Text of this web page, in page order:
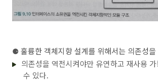
⚈훌륭한 객체지향 설계를 위해서는 의존성
의존성을 역전시켜야만 유연하고 재사용
수 있다.